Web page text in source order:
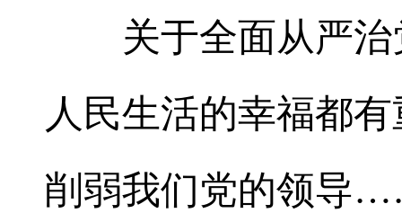
关于全面从严治
人民生活的幸福都
削弱我们党的领导